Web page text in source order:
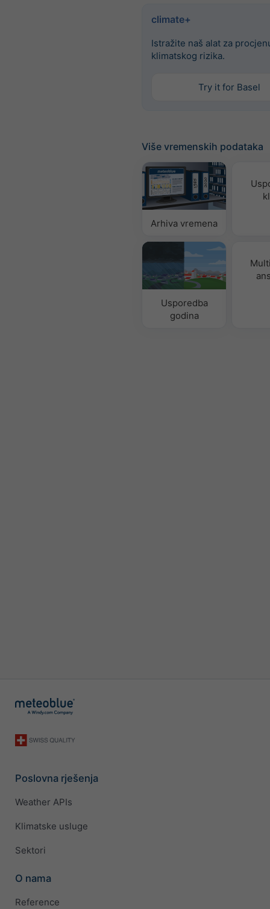
climate+
Istražite naš alat za
klimatskog rizika.
Try it for Basel
Više vremenskih podataka
Arhiva vremena
Usporedba
godina
Poslovna rješenja
Weather APIs
Klimatske usluge
Sektori
O nama
Reference